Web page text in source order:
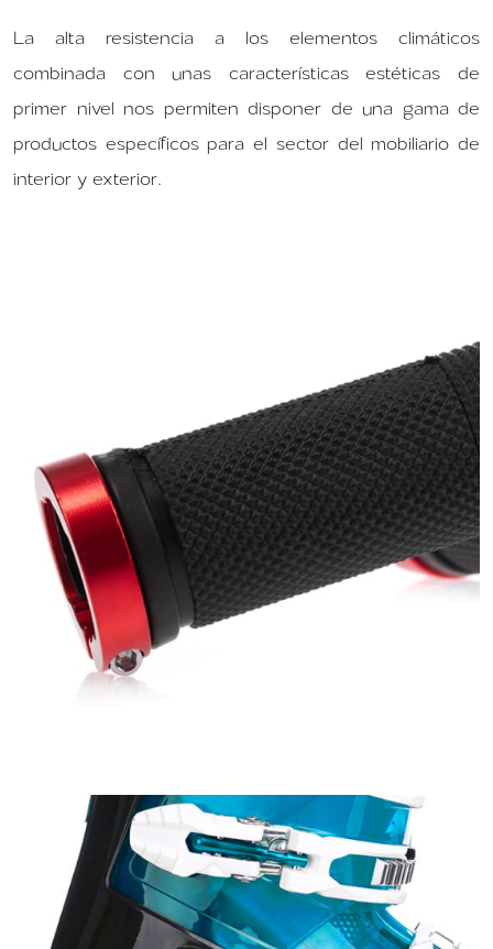
La alta resistencia a los elementos climáticos
combinada con unas características estéticas de
primer nivel nos permiten disponer de una gama de
productos específicos para el sector del mobiliario de
interior y exterior.